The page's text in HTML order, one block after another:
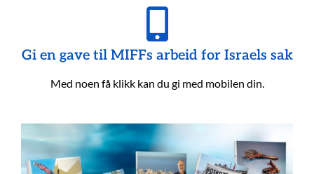
Gi en gave til MIFFs arbeid for Israels sak
Med noen få klikk kan du gi med mobilen din.